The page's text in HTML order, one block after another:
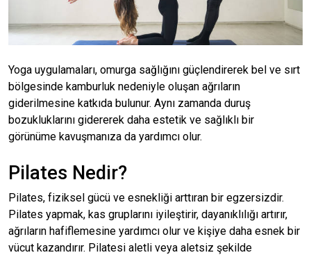
Yoga uygulamaları, omurga sağlığını güçlendirerek bel ve sırt
bölgesinde kamburluk nedeniyle oluşan ağrıların
giderilmesine katkıda bulunur. Aynı zamanda duruş
bozukluklarını gidererek daha estetik ve sağlıklı bir
görünüme kavuşmanıza da yardımcı olur.
Pilates Nedir?
Pilates, fiziksel gücü ve esnekliği arttıran bir egzersizdir.
Pilates yapmak, kas gruplarını iyileştirir, dayanıklılığı artırır,
ağrıların hafiflemesine yardımcı olur ve kişiye daha esnek bir
vücut kazandırır. Pilatesi aletli veya aletsiz şekilde